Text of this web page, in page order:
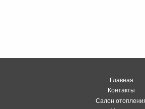
Главная
Контакты
Салон